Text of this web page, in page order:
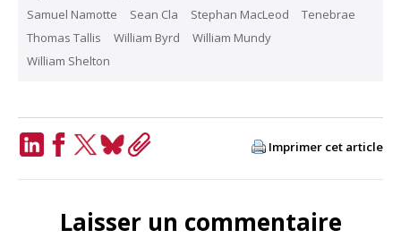
Samuel Namotte
Sean Cla Stephan MacLeod
Tenebrae
Thomas Tallis
William Byrd
William Mundy
William Shelton
Imprimer cet article
Laisser un commentaire